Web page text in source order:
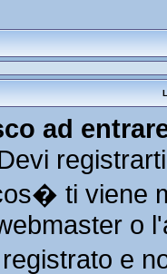
ad
ti viene
o
e